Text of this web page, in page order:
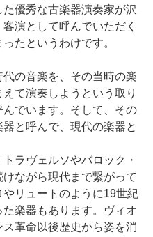
優秀な古楽器演奏家が沢
演として呼んでいただく
たというわけです。
の音楽を、その当時の楽
て演奏しようという取り
でいます。そして、その
と呼んで、現代の楽器と
ラヴェルソやバロック・
ながら現代まで繋がって
リュートのように19世紀
楽器もあります。ヴィオ
革命以後歴史から姿を消